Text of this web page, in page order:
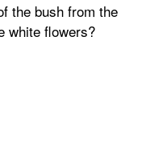
the bush from the
white flowers?